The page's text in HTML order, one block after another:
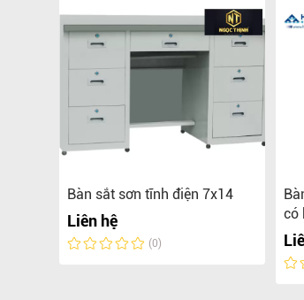
Bàn sắt sơn tĩnh điện 7x14
Liên hệ
(0)
có